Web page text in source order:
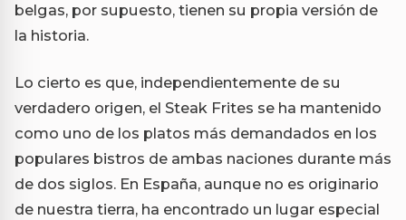
belgas, por supuesto, tienen su propia versión de
la historia.
Lo cierto es que, independientemente de su
verdadero origen, el Steak Frites se ha mantenido
como uno de los platos más demandados en los
populares bistros de ambas naciones durante más
de dos siglos. En España, aunque no es originario
de nuestra tierra, ha encontrado un lugar especial